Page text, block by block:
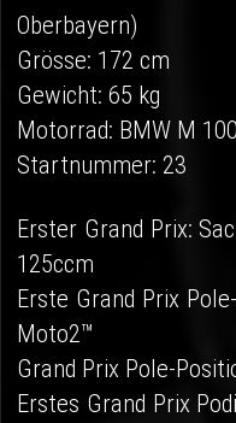
Oberbayern)
Grösse: 172 cm
Gewicht: 65 kg
Motorrad: BMW M
Startnummer: 23
Erster Grand Prix:
125ccm
Erste Grand Prix
Moto2™
Grand Prix Pole-
Erstes Grand Prix